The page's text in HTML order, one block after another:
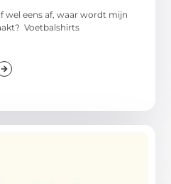
wel eens af, waar wordt mijn
Voetbalshirts